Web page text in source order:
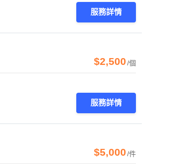
服務詳情
$2,500/個
服務詳情
$5,000/件